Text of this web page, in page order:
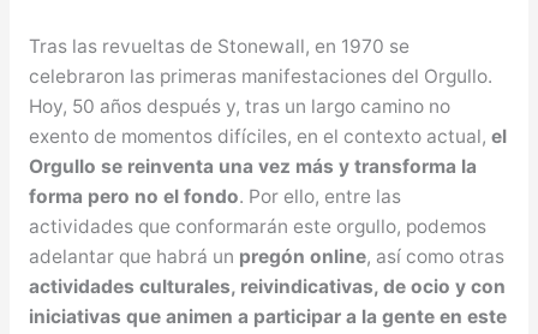
Tras las revueltas de Stonewall, en 1970 se
celebraron las primeras manifestaciones del Orgullo.
Hoy, 50 años después y, tras un largo camino no
exento de momentos difíciles, en el contexto actual, el
Orgullo se reinventa una vez más y transforma la
forma pero no el fondo. Por ello, entre las
actividades que conformarán este orgullo, podemos
adelantar que habrá un pregón online, así como otras
actividades culturales, reivindicativas, de ocio y con
iniciativas que animen a participar a la gente en este